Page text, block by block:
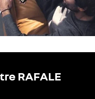
RAFALE